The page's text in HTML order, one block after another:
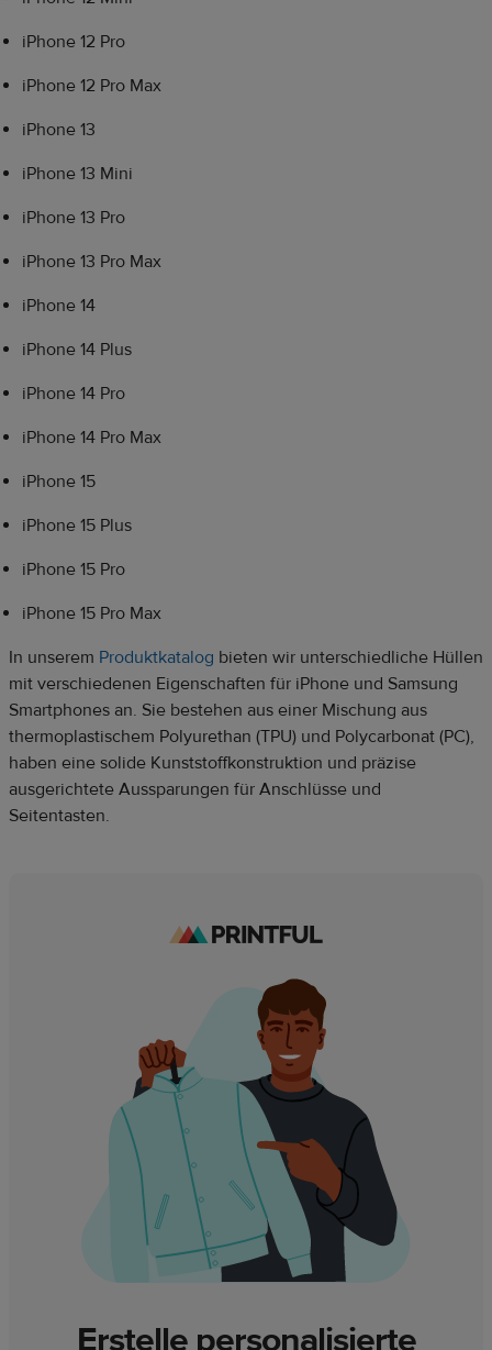
iPhone 12 Pro
iPhone 12 Pro Max
iPhone 13
iPhone 13 Mini
iPhone 13 Pro
iPhone 13 Pro Max
iPhone 14
iPhone 14 Plus
iPhone 14 Pro
iPhone 14 Pro Max
iPhone 15
iPhone 15 Plus
iPhone 15 Pro
iPhone 15 Pro Max
In unserem Produktkatalog bieten wir unterschiedliche Hüllen
mit verschiedenen Eigenschaften für iPhone und Samsung
Smartphones an. Sie bestehen aus einer Mischung aus
thermoplastischem Polyurethan (TPU) und Polycarbonat (PC),
haben eine solide Kunststoffkonstruktion und präzise
ausgerichtete Aussparungen für Anschlüsse und
Seitentasten.
Erstelle personalisierte